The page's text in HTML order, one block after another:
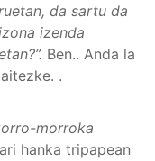
da sartu da
izenda
Ben.. Anda la
.
morroka
hanka tripapean